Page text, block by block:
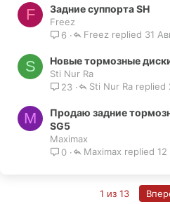
F Задние суппорта SH
Freez
6
31
Freez
S Новые тормозные
Sti Nur Ra
23
Sti Nur Ra
M
Продаю задние
SG5
Maximax
0
12
Maximax
1 из 13